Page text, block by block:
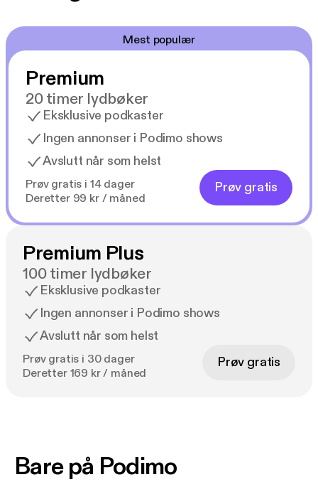
Mest populær
Premium
20 timer lydbøker
Eksklusive podkaster
Ingen annonser i Podimo shows
Avslutt når som helst
Prøv gratis i 14 dager
Deretter 99 kr / måned
Prøv gratis
Premium Plus
100 timer lydbøker
Eksklusive podkaster
Ingen annonser i Podimo shows
Avslutt når som helst
Prøv gratis i 30 dager
Deretter 169 kr / måned
Prøv gratis
Bare på Podimo